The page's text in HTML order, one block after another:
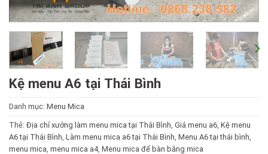
Kệ menu A6 tại Thái Bình
Danh mục: Menu Mica
Thẻ: Địa chỉ xưởng làm menu mica tại Thái Bình Giá menu a6 Kệ menu
A6 tại Thái Bình Làm menu mica a6 tại Thái Bình Menu A6 tại thái bình
menu mica menu mica a4, Menu mica để bàn bằng mica